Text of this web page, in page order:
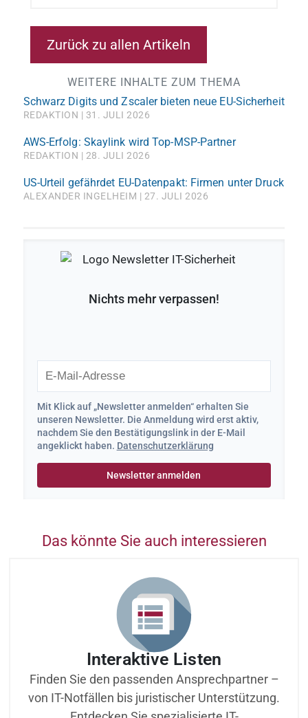
Zurück zu allen Artikeln
WEITERE INHALTE ZUM THEMA
Schwarz Digits und Zscaler bieten neue EU-Sicherheit
REDAKTION 31. JULI 2026
AWS-Erfolg: Skaylink wird Top-MSP-Partner
REDAKTION 28. JULI 2026
US-Urteil gefährdet EU-Datenpakt: Firmen unter Druck
ALEXANDER INGELHEIM 27. JULI 2026
Nichts mehr verpassen!
Mit Klick auf „Newsletter anmelden“ erhalten Sie
unseren Newsletter. Die Anmeldung wird erst aktiv,
nachdem Sie den Bestätigungslink in der E-Mail
angeklickt haben. Datenschutzerklärung
Das könnte Sie auch interessieren
Interaktive Listen
Finden Sie den passenden Ansprechpartner –
von IT-Notfällen bis juristischer Unterstützung.